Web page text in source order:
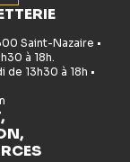
Saint-Nazaire •
à 18h.
13h30 à 18h •